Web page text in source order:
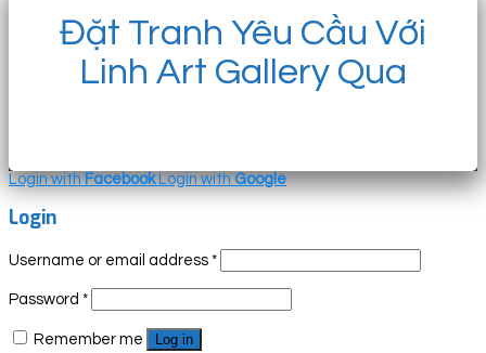
Đặt Tranh Yêu Cầu Với
Linh Art Gallery Qua
Login withFacebook Login withGoogle
Login
Username or email address *
Password *
Remember me Log in